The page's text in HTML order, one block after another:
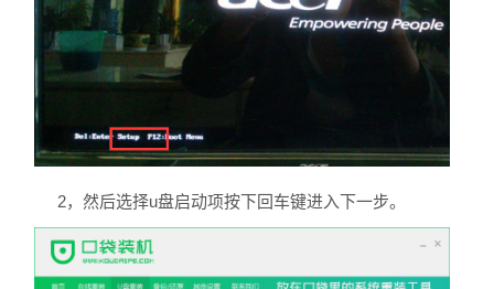
2，然后选择u盘启动项按下回车键进入下一步。